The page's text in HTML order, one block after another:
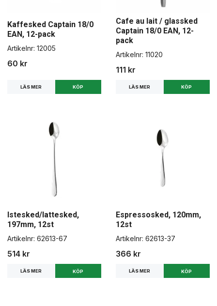
Kaffesked Captain 18/0
EAN, 12-pack
Artikelnr: 12005
60 kr
LÄS MER
Cafe au lait / glassked
Captain 18/0 EAN, 12-
pack
Artikelnr: 11020
111 kr
LÄS MER
Istesked/lattesked,
197mm, 12st
Artikelnr: 62613-67
514 kr
LÄS MER
Espressosked, 120mm,
12st
Artikelnr: 62613-37
366 kr
LÄS MER